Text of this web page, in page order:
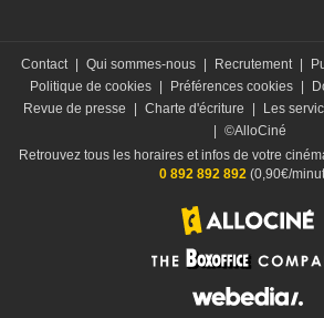
Contact Qui sommes-nous Recrutement
Politique de cookies
Préférences cookies
Revue de presse
Charte d'écriture Les
©AlloCiné
Retrouvez tous les horaires et infos de votre
0 892 892 892(0,90€/